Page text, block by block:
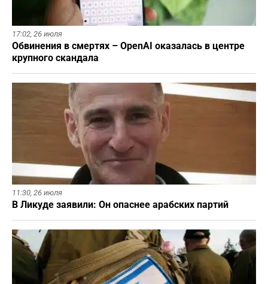
17:02, 26 июля
Обвинения в смертях – OpenAI оказалась в центре
крупного скандала
11:30, 26 июля
В Ликуде заявили: Он опаснее арабских партий